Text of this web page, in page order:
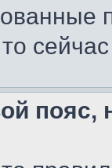
пояс,